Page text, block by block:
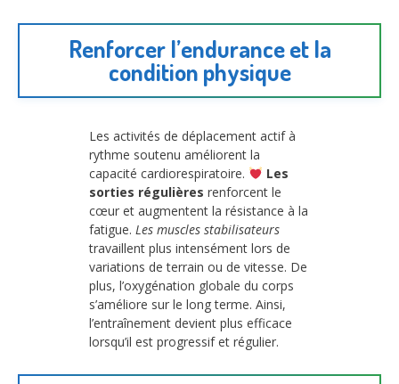
Renforcer l’endurance et la
condition physique
Les activités de déplacement actif à
rythme soutenu améliorent la
capacité cardiorespiratoire.
Les
sorties régulières renforcent le
cœur et augmentent la résistance à la
fatigue. Les muscles stabilisateurs
travaillent plus intensément lors de
variations de terrain ou de vitesse. De
plus, l’oxygénation globale du corps
s’améliore sur le long terme. Ainsi,
l’entraînement devient plus efficace
lorsqu’il est progressif et régulier.